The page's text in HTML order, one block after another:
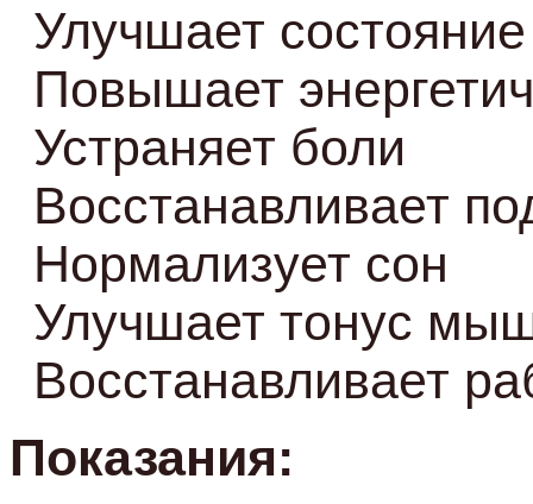
Улучшает
Повышает
Устраняет боли
Восстанавливает
Нормализует сон
Улучшает тонус
Восстанавливает
Показания: